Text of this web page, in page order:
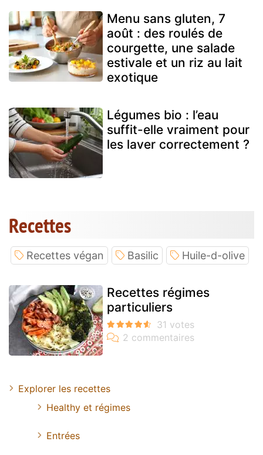
Menu sans gluten, 7
août : des roulés de
courgette, une salade
estivale et un riz au lait
exotique
Légumes bio : l’eau
suffit-elle vraiment pour
les laver correctement ?
Recettes
Recettes végan Basilic Huile-d-olive
Recettes régimes
particuliers
Explorer les recettes
Healthy et régimes
Entrées